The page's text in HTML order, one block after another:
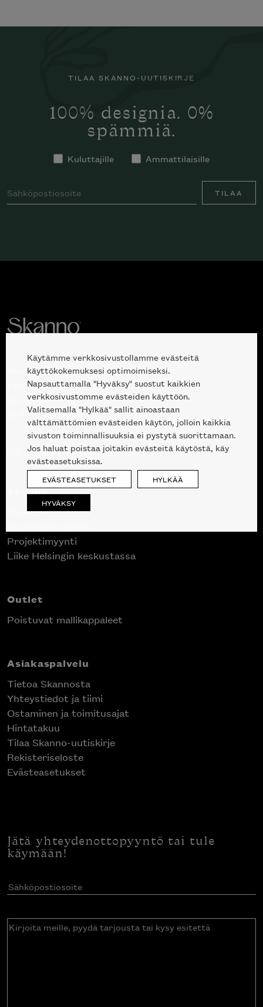
TILAA SKANNO-UUTISKIRJE
100% designia. 0%
spämmiä.
Kuluttajille Ammattilaisille
TILAA
Avoinna kuluttajille ja ammattilaisille:
Erottajankatu 2, 00120 Helsinki
ma-pe 10 — 18
la 10-17
09 612 9440 |sales@skanno.fi
Skanno
Tuotteet
Projektimyynti
Liike Helsingin keskustassa
Outlet
Poistuvat mallikappaleet
Asiakaspalvelu
Tietoa Skannosta
Yhteystiedot ja tiimi
Ostaminen ja toimitusajat
Hintatakuu
Tilaa Skanno-uutiskirje
Rekisteriseloste
Evästeasetukset
Jätä yhteydenottopyyntö tai tule
käymään!
Sähköpostiosoite(Pakollinen)
Kirjoita
Käytämme verkkosivustollamme evästeitä
käyttökokemuksesi optimoimiseksi.
Napsauttamalla "Hyväksy" suostut kaikkien
verkkosivustomme evästeiden käyttöön.
Valitsemalla "Hylkää" sallit ainoastaan
välttämättömien evästeiden käytön, jolloin kaikkia
sivuston toiminnallisuuksia ei pystytä suorittamaan.
Jos haluat poistaa joitakin evästeitä käytöstä, käy
evästeasetuksissa.
EVÄSTEASETUKSET HYLKÄÄ
HYVÄKSY